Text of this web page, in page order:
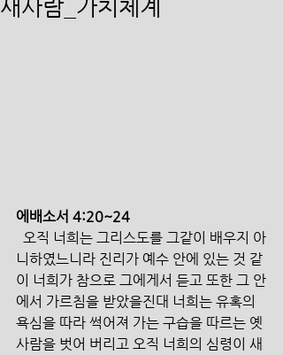
새사람_가치체계
에배소서 4:20~24
니하였느니라 진리가 예수 안에 있는 것 같
이 너희가 참으로 그에게서 듣고 또한 그 안
에서 가르침을 받았을진대 너희는 유혹의
욕심을 따라 썩어져 가는 구습을 따르는 옛
사람을 벗어 버리고 오직 너희의 심령이 새